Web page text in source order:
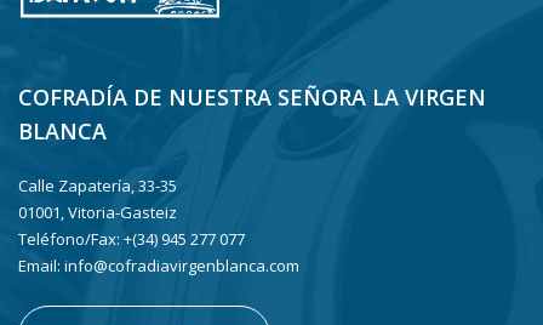
COFRADÍA DE NUESTRA SEÑORA LA VIRGEN
BLANCA
Calle Zapatería, 33-35
01001, Vitoria-Gasteiz
Teléfono/Fax: +(34) 945 277 077
Email: info@cofradiavirgenblanca.com